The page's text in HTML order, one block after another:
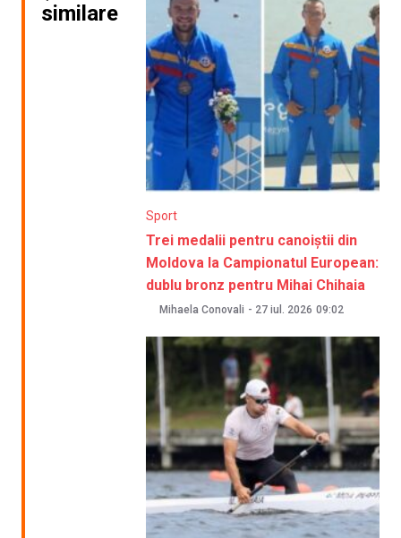
similare
Sport
Trei medalii pentru canoiștii din
Moldova la Campionatul European:
dublu bronz pentru Mihai Chihaia
Mihaela Conovali - 27 iul. 2026 09:02